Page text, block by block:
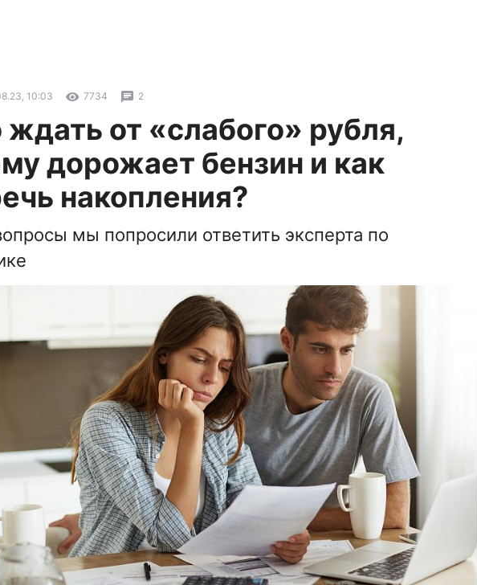
10:03 7734 2
ждать от «слабого» рубля,
дорожает бензин и как
накопления?
мы попросили ответить эксперта по